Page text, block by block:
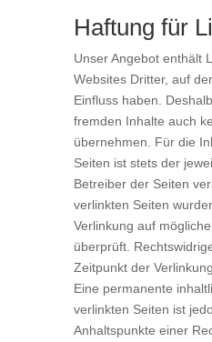
Haftung für
Unser Angebot enthält
Websites Dritter, auf
Einfluss haben.
fremden Inhalte auch
übernehmen. Für die
Seiten ist stets der
Betreiber der Seiten
verlinkten Seiten
Verlinkung auf
überprüft.
Zeitpunkt der
Eine permanente
verlinkten Seiten ist
Anhaltspunkte einer